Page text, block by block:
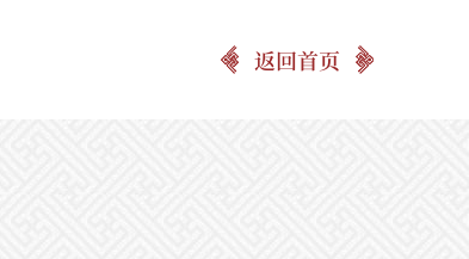
返回首页